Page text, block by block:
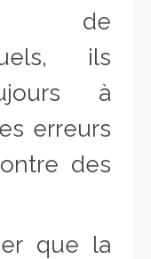
de
ils
à
erreurs
des
que la